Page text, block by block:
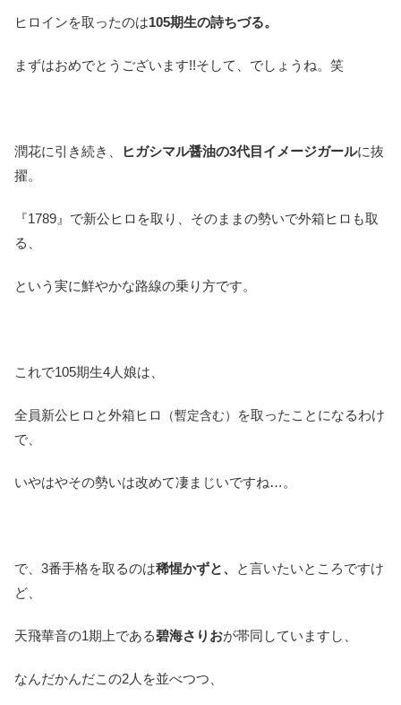
ヒロインを取ったのは105期生の詩ちづる。
まずはおめでとうございます!!そして、でしょうね。笑
潤花に引き続き、 ヒガシマル醤油の3代目イメージガールに抜
擢。
『1789』で新公ヒロを取り、そのままの勢いで外箱ヒロも取
る、
という実に鮮やかな路線の乗り方です。
これで105期生4人娘は、
全員新公ヒロと外箱ヒロ （暫定含む）
を取ったことになるわけ
で、
いやはやその勢いは改めて凄まじいですね…。
で、3番手格を取るのは稀惺かずと、
と言いたいところですけ
ど、
天飛華音の1期上である碧海さりおが帯同していますし、
なんだかんだこの2人を並べつつ、